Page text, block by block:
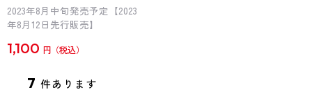
2023年8月中旬発売予定【2023
年8月12日先行販売】
1,100 円
7 件あります